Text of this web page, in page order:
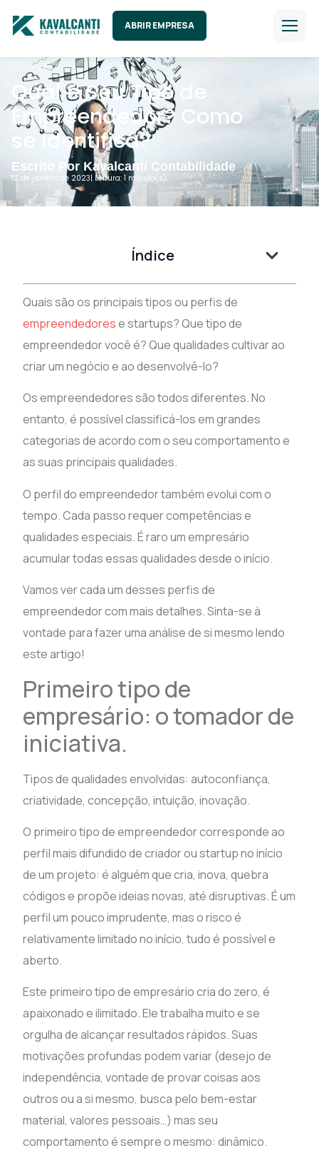
ABRIR EMPRESA
Qual é Seu Tipo de
Empreendedor? Como
se Identifica?
Escrito Por Kavalcanti Contabilidade
12 de janeiro de 2023| Leitura: 1 minuto(s).
Índice
Quais são os principais tipos ou perfis de
empreendedorese startups? Que tipo de
empreendedor você é? Que qualidades cultivar ao
criar um negócio e ao desenvolvê-lo?
Os empreendedores são todos diferentes. No
entanto, é possível classificá-los em grandes
categorias de acordo com o seu comportamento e
as suas principais qualidades.
O perfil do empreendedor também evolui com o
tempo. Cada passo requer competências e
qualidades especiais. É raro um empresário
acumular todas essas qualidades desde o início.
Vamos ver cada um desses perfis de
empreendedor com mais detalhes. Sinta-se à
vontade para fazer uma análise de si mesmo lendo
este artigo!
Primeiro tipo de
empresário: o tomador de
iniciativa.
Tipos de qualidades envolvidas: autoconfiança,
criatividade, concepção, intuição, inovação.
O primeiro tipo de empreendedor corresponde ao
perfil mais difundido de criador ou startup no início
de um projeto: é alguém que cria, inova, quebra
códigos e propõe ideias novas, até disruptivas. É um
perfil um pouco imprudente, mas o risco é
relativamente limitado no início, tudo é possível e
aberto.
Este primeiro tipo de empresário cria do zero, é
apaixonado e ilimitado. Ele trabalha muito e se
orgulha de alcançar resultados rápidos. Suas
motivações profundas podem variar (desejo de
independência, vontade de provar coisas aos
outros ou a si mesmo, busca pelo bem-estar
material, valores pessoais…) mas seu
comportamento é sempre o mesmo: dinâmico.